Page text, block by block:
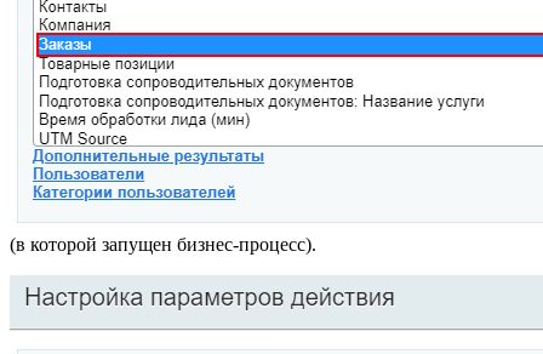
(в которой запущен бизнес-процесс).